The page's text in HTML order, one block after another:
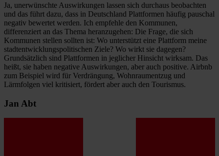
Ja, unerwünschte Auswirkungen lassen sich durchaus beobachten
und das führt dazu, dass in Deutschland Plattformen häufig pauschal
negativ bewertet werden. Ich empfehle den Kommunen,
differenziert an das Thema heranzugehen: Die Frage, die sich
Kommunen stellen sollten ist: Wo unterstützt eine Plattform meine
stadtentwicklungspolitischen Ziele? Wo wirkt sie dagegen?
Grundsätzlich sind Plattformen in jeglicher Hinsicht wirksam. Das
heißt, sie haben negative Auswirkungen, aber auch positive. Airbnb
zum Beispiel wird für Verdrängung, Wohnraumentzug und
Lärmfolgen viel kritisiert, fördert aber auch den Tourismus.
Jan Abt